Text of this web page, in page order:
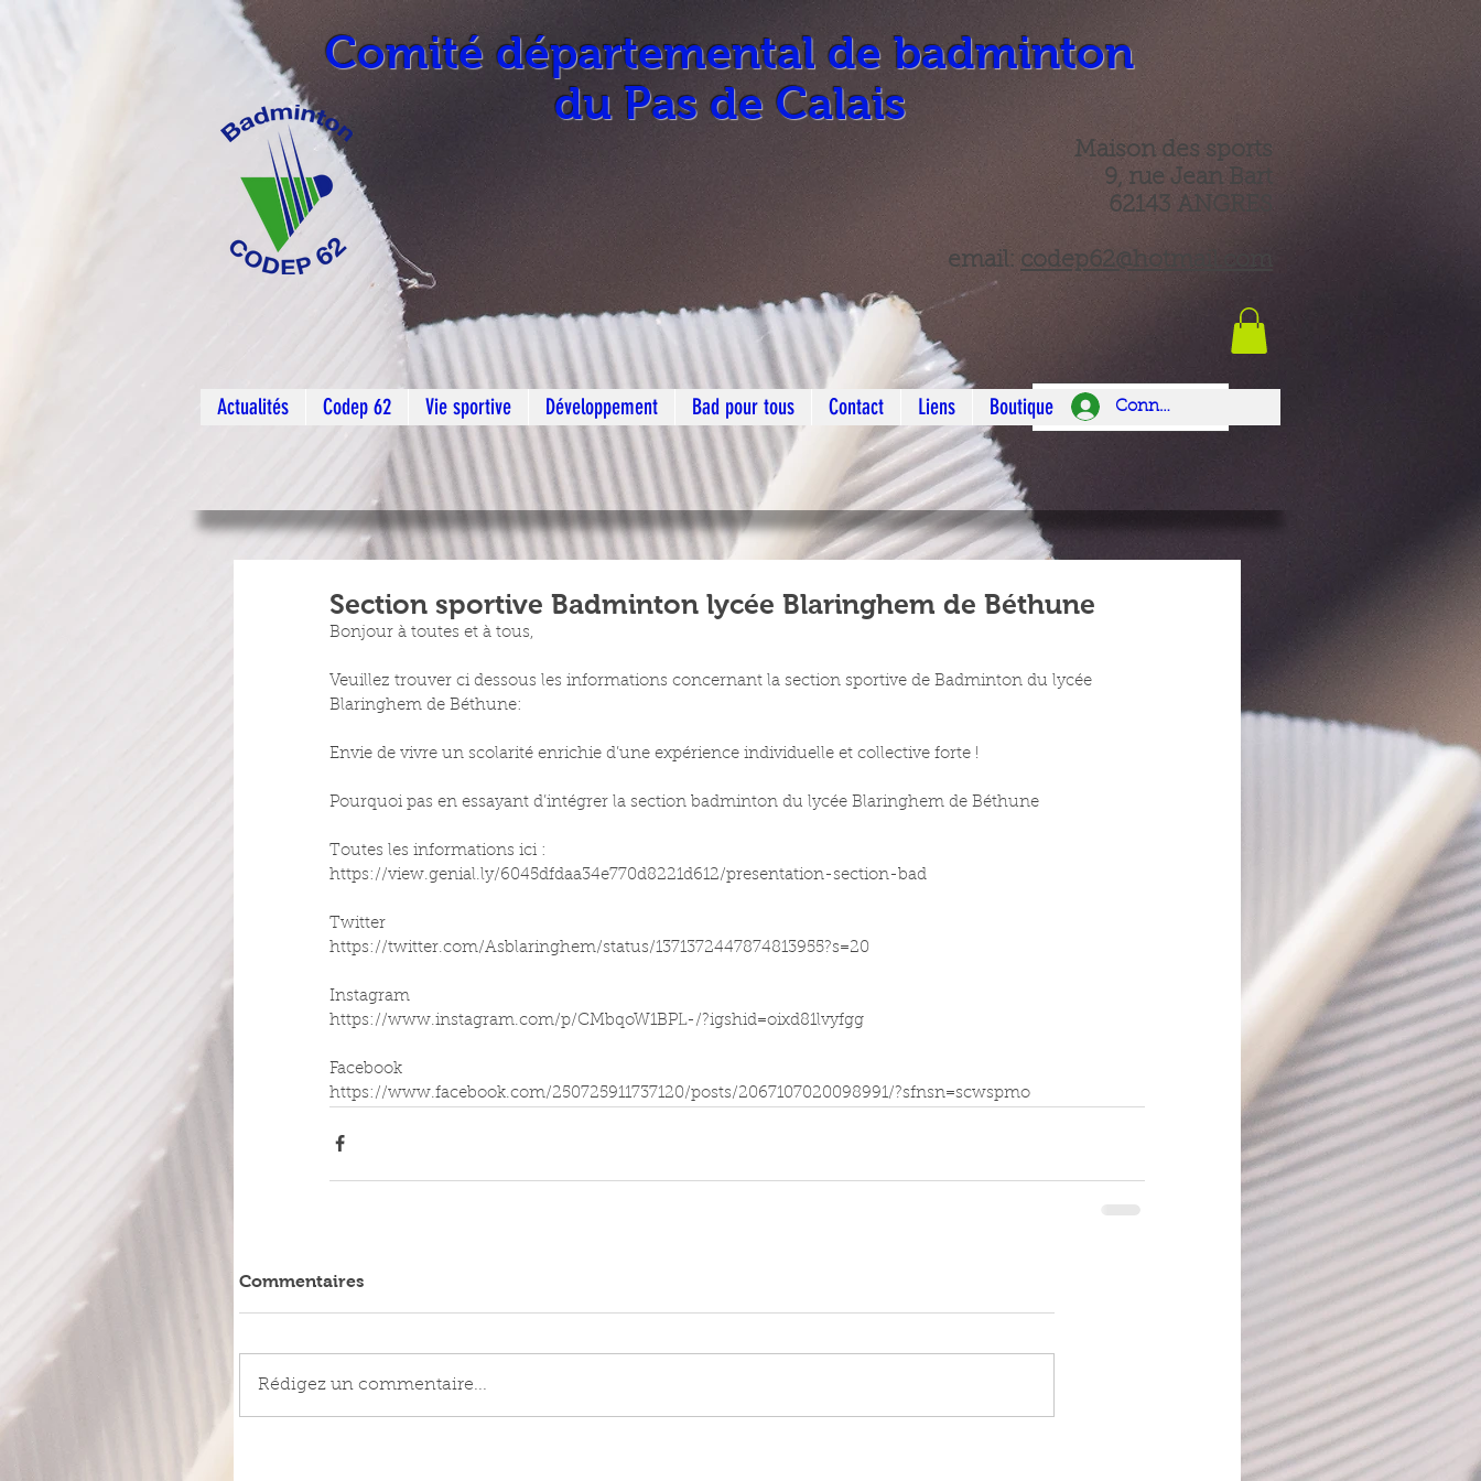
Comité départemental de badminton
du Pas de Calais
Maison des sports
9, rue Jean Bart
62143 ANGRES
email: codep62@hotmail.com
Actualités Codep 62 Vie sportive Développement Bad pour tous Contact Liens Boutique Connexion
Section sportive Badminton lycée Blaringhem de Béthune
Bonjour à toutes et à tous,
Veuillez trouver ci dessous les informations concernant la section sportive de Badminton du lycée
Blaringhem de Béthune:
Envie de vivre un scolarité enrichie d’une expérience individuelle et collective forte !
Pourquoi pas en essayant d’intégrer la section badminton du lycée Blaringhem de Béthune
Toutes les informations ici :
https://view.genial.ly/6045dfdaa34e770d8221d612/presentation-section-bad
Twitter
https://twitter.com/Asblaringhem/status/1371372447874813955?s=20
Instagram
https://www.instagram.com/p/CMbqoW1BPL-/?igshid=oixd81lvyfgg
Facebook
https://www.facebook.com/250725911737120/posts/2067107020098991/?sfnsn=scwspmo
Commentaires
Rédigez un commentaire...